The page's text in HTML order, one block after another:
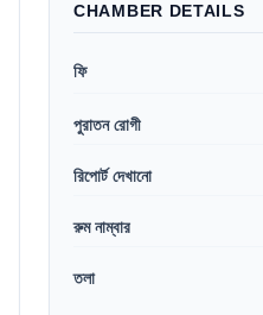
CHAMBER DETAILS
ফি
পুরাতন রোগী
রিপোর্ট দেখানো
রুম নাম্বার
তলা